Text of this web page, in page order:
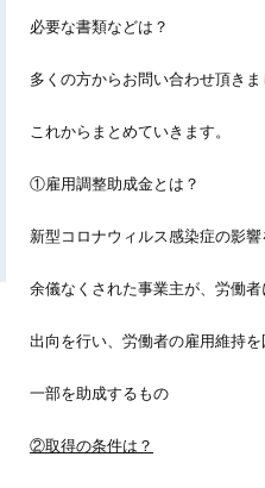
必要な書類などは？
多くの方からお問い合わせ頂き
これからまとめていきます。
①雇用調整助成金とは？
新型コロナウィルス感染症の影
余儀なくされた事業主が、労働
出向を行い、労働者の雇用維持
一部を助成するもの
②取得の条件は？